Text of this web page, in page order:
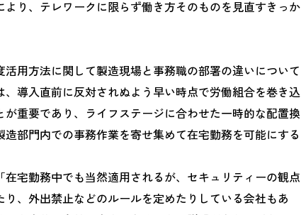
り、テレワークに限らず働き方そのものを見直すきっか
用方法に関して製造現場と事務職の部署の違いについて
導入直前に反対されぬよう早い時点で労働組合を巻き込
重要であり、ライフステージに合わせた一時的な配置換
部門内での事務作業を寄せ集めて在宅勤務を可能にする
宅勤務中でも当然適用されるが、セキュリティーの観点
、外出禁止などのルールを定めたりしている会社もあ